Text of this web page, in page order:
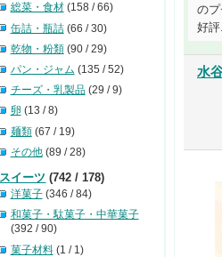
の
好
水
総菜・食材(158 / 66)
缶詰・瓶詰(66 / 30)
乾物・粉類(90 / 29)
パン・ジャム (135 / 52)
チーズ・乳製品(29 / 9)
卵 (13 / 8)
麺類(67 / 19)
その他(89 / 28)
スイーツ (742 / 178)
洋菓子(346 / 84)
和菓子・駄菓子・中華菓子
(392 / 90)
菓子材料(1 / 1)